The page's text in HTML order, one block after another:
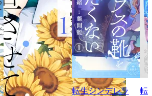
転生シンデレラ
転